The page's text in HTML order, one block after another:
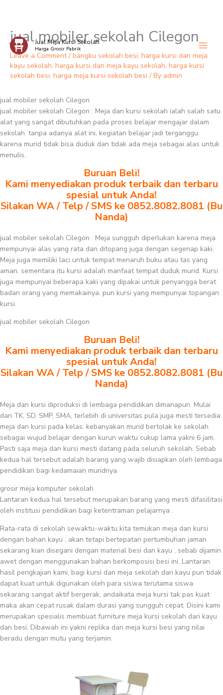
Skip
content
Jual Meja Kursi Sekolah
Harga Grosir Pabrik
jual mobiler sekolah Cilegon
Leave a Comment / bangku sekolah besi, harga kursi dan meja
kayu sekolah, harga kursi dan meja kayu sekolah, harga kursi
sekolah besi, harga meja kursi sekolah besi / By admin
jual mobiler sekolah Cilegon
jual mobiler sekolah Cilegon : Meja dan kursi sekolah ialah salah satu
alat yang sangat dibutuhkan pada proses belajar mengajar dalam
sekolah. tanpa adanya alat ini, kegiatan belajar jadi terganggu.
karena murid tidak bisa duduk dan tidak ada meja sebagai alas untuk
menulis.
Buruan Beli!
Kami menyediakan produk terbaik dan terbaru
spesial untuk Anda!
Silakan WA / Telp / SMS ke 0852.8082.8081 (Bu
Nanda)
jual mobiler sekolah Cilegon : Meja sungguh diperlukan karena meja
mempunyai alas yang rata dan ditopang juga dengan segenap kaki.
Meja juga memiliki laci untuk tempat menaruh buku atau tas yang
aman. sementara itu kursi adalah manfaat tempat duduk murid. Kursi
juga mempunyai beberapa kaki yang dipakai untuk penyangga berat
badan orang yang memakainya. pun kursi yang mempunyai topangan
kursi.
jual mobiler sekolah Cilegon
Buruan Beli!
Kami menyediakan produk terbaik dan terbaru
spesial untuk Anda!
Silakan WA / Telp / SMS ke 0852.8082.8081 (Bu
Nanda)
Meja dan kursi diproduksi di lembaga pendidikan dimanapun. Mulai
dari TK, SD, SMP, SMA, terlebih di universitas pula juga mesti tersedia
meja dan kursi pada kelas. kebanyakan murid bertolak ke sekolah
sebagai wujud belajar dengan kurun waktu cukup lama yakni 6 jam.
Pasti saja meja dan kursi mesti datang pada seluruh sekolah. Sebab
kedua hal tersebut adalah barang yang wajib disiapkan oleh lembaga
pendidikan bagi kedamaian muridnya.
grosir meja komputer sekolah
Lantaran kedua hal tersebut merupakan barang yang mesti difasilitasi
oleh institusi pendidikan bagi ketentraman pelajarnya .
Rata-rata di sekolah sewaktu-waktu kita temukan meja dan kursi
dengan bahan kayu , akan tetapi bertepatan pertumbuhan jaman
sekarang kian disegani dengan material besi dan kayu , sebab dijamin
awet dengan menggunakan bahan berkomposisi besi ini. Lantaran
hasil pengkajian kami, bagi kursi dan meja sekolah dari kayu pun tidak
dapat kuat untuk digunakan oleh para siswa terutama siswa
sekarang sangat aktif bergerak, andaikata meja kursi tak pas kuat
maka akan cepat rusak dalam durasi yang sungguh cepat. Disini kami
merupakan spesialis membuat furniture meja kursi sekolah dari kayu
dan besi, Dibawah ini yakni replika dari meja kursi besi yang nilai
beradu dengan mutu yang terjamin.